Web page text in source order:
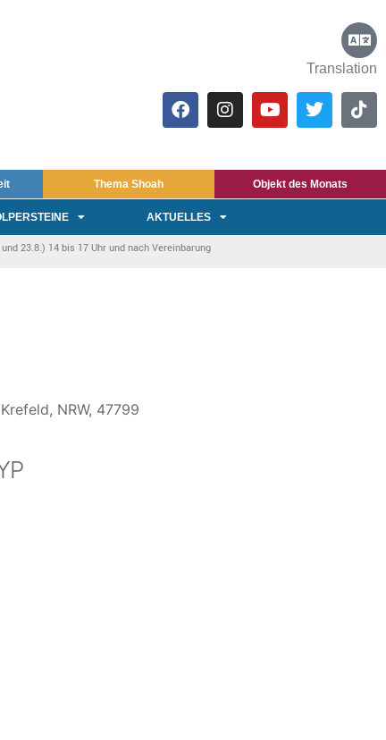
Translation
Thema Shoah Objekt des Monats
AKTUELLES
23.8.) 14 bis 17 Uhr und nach Vereinbarung
NRW, 47799